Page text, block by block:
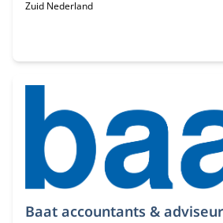
Zuid Nederland
Baat accountants &